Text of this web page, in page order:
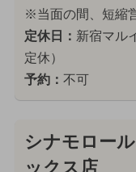
※当面の間、短縮
定休日： 新宿マル
定休）
予約： 不可
シナモロー
ックス店